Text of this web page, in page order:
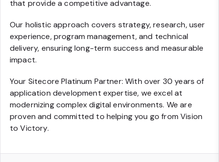
that provide a competitive advantage.
Our holistic approach covers strategy, research, user
experience, program management, and technical
delivery, ensuring long-term success and measurable
impact.
Your Sitecore Platinum Partner: With over 30 years of
application development expertise, we excel at
modernizing complex digital environments. We are
proven and committed to helping you go from Vision
to Victory.